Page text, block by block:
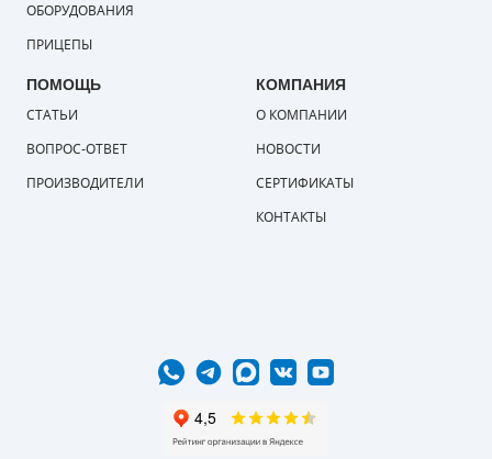
ОБОРУДОВАНИЯ
ПРИЦЕПЫ
ПОМОЩЬ
СТАТЬИ
ВОПРОС-ОТВЕТ
ПРОИЗВОДИТЕЛИ
КОМПАНИЯ
О КОМПАНИИ
НОВОСТИ
СЕРТИФИКАТЫ
КОНТАКТЫ